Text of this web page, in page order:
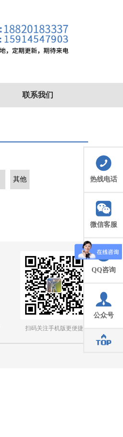
联系我们
热线电话
微信客服
QQ咨询
公众号
其他
扫码关注手机版更便捷